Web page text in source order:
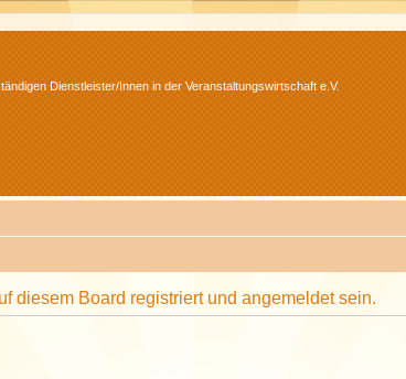
Dienstleister/Innen in der Veranstaltungswirtschaft e.V.
diesem Board registriert und angemeldet sein.